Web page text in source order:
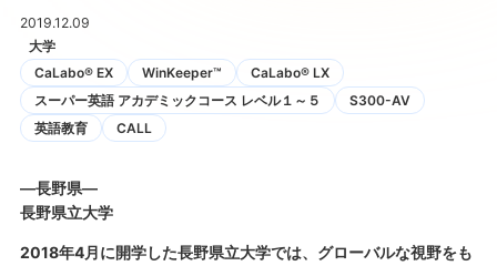
2019.12.09
大学
CaLabo® EX
WinKeeper™
CaLabo® LX
スーパー英語 アカデミックコース レベル１～５
S300-AV
英語教育
CALL
―長野県―
長野県立大学
2018年4月に開学した長野県立大学では、グローバルな視野をも